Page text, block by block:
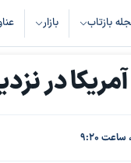
بازتاب بازار
در